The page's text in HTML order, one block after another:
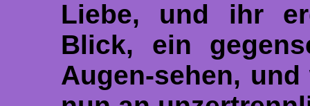
Liebe, und ihr
Blick, ein
Augen-sehen,